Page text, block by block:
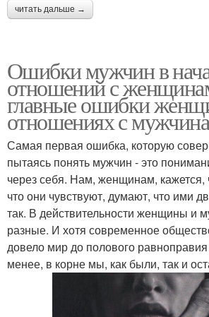
читать дальше →
Ошибки мужчин в
отношений с
главные ошибки
отношениях с
Самая первая ошибка, которую
пытаясь понять мужчин - это
через себя. Нам, женщинам,
что они чувствуют, думают, что ими
так. В действительности женщины и
разные. И хотя современное
довело мир до полового
менее, в корне мы, как были, так и